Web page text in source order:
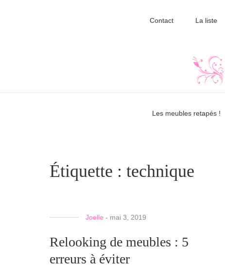
Contact La liste
Les meubles retapés !
Étiquette : technique
Joelle - mai 3, 2019
Relooking de meubles : 5
erreurs à éviter